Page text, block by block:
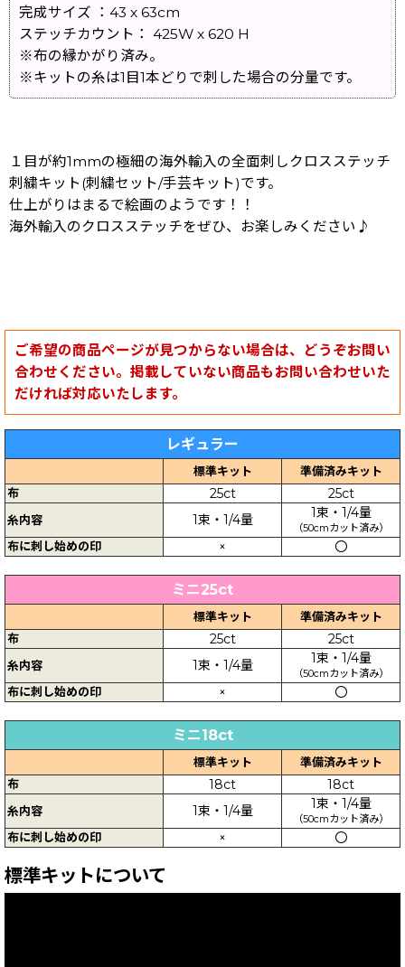
完成サイズ ：43 x 63cm
ステッチカウント： 425W x 620 H
※布の縁かがり済み。
※キットの糸は1目1本どりで刺した場合の分量です。
１目が約1mmの極細の海外輸入の全面刺しクロスステッチ
刺繍キット(刺繍セット/手芸キット)です。
仕上がりはまるで絵画のようです！！
海外輸入のクロスステッチをぜひ、お楽しみください♪
ご希望の商品ページが見つからない場合は、どうぞお問い
合わせください。掲載していない商品もお問い合わせいた
だければ対応いたします。
レギュラー
標準キット
準備済みキット
布
25ct 25ct
糸内容 1束・1/4量 1束・1/4量
（50cmカット済み）
布に刺し始めの印 × 〇
ミニ25ct
標準キット
準備済みキット
布
25ct 25ct
糸内容 1束・1/4量 1束・1/4量
（50cmカット済み）
布に刺し始めの印 × 〇
ミニ18ct
標準キット
準備済みキット
布
18ct 18ct
糸内容 1束・1/4量 1束・1/4量
（50cmカット済み）
布に刺し始めの印 × 〇
標準キットについて